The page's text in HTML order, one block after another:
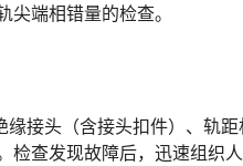
端相错量的检查。󠅅󠅃󠄵󠅂󠄪󠇖󠆨󠆨󠇕󠆞󠆒󠅬󠇘󠆭󠆘󠇙󠆝󠅵󠇗󠆭󠆁󠄐󠇗󠅹󠅸󠇖󠆍󠅳󠇖󠅹󠅰󠇖󠆌󠅹
接头（含接头扣件）、轨
检查发现故障后，迅速组织